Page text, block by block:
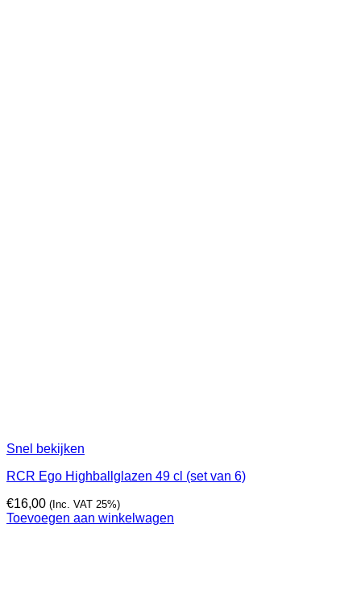
Snel bekijken
RCR Ego Highballglazen 49 cl (set van 6)
€16,00 (Inc. VAT 25%)
Toevoegen aan winkelwagen